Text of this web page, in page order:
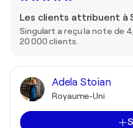
Les clients attribuent à
Singulart a reçu la note de
20 000 clients.
Adela Stoian
Royaume-Uni